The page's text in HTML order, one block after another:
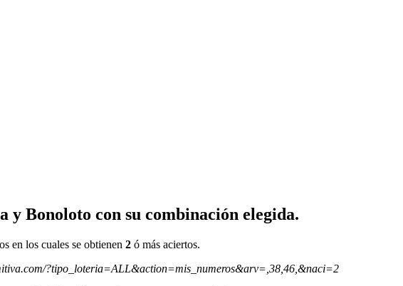
Bonoloto con su combinación elegida.
en los cuales se obtienen 2 ó más aciertos.
?tipo_loteria=ALL&action=mis_numeros&arv=,38,46,&naci=2